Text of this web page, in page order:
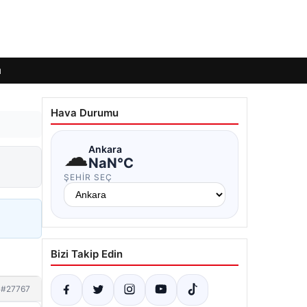
#27767
Hava Durumu
☁Ankara
NaN°C
ŞEHIR SEÇ
Bizi Takip Edin